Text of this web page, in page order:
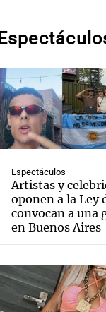
Espectáculos
Artistas y
oponen a la Ley
convocan a una
en Buenos Aires